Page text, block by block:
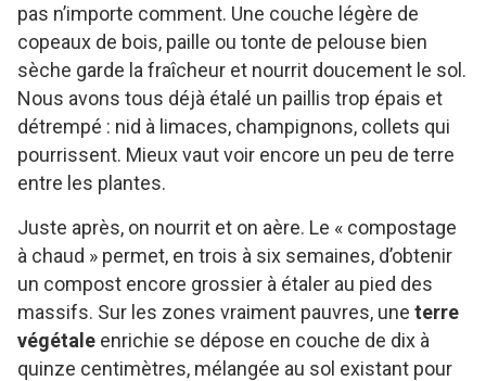
pas n’importe comment. Une couche légère de
copeaux de bois, paille ou tonte de pelouse bien
sèche garde la fraîcheur et nourrit doucement le sol.
Nous avons tous déjà étalé un paillis trop épais et
détrempé : nid à limaces, champignons, collets qui
pourrissent. Mieux vaut voir encore un peu de terre
entre les plantes.
Juste après, on nourrit et on aère. Le « compostage
à chaud » permet, en trois à six semaines, d’obtenir
un compost encore grossier à étaler au pied des
massifs. Sur les zones vraiment pauvres, une terre
végétale enrichie se dépose en couche de dix à
quinze centimètres, mélangée au sol existant pour